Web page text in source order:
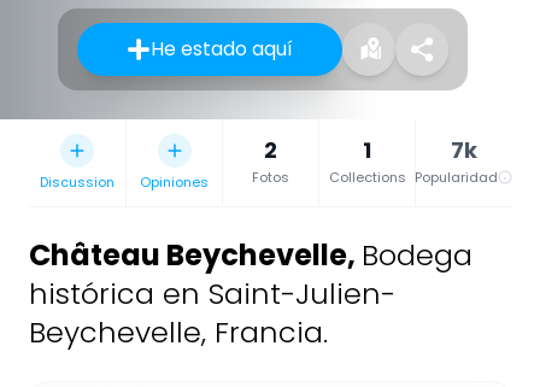
He estado aquí
Discussion Opiniones
2
Fotos
1
Collections
7k
Popularidad
Château Beychevelle, Bodega
histórica en Saint-Julien-
Beychevelle, Francia.